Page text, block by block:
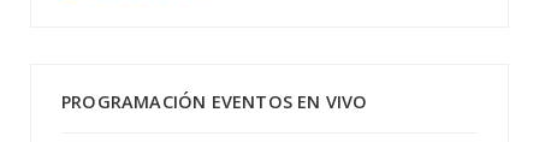
PROGRAMACIÓN EVENTOS EN VIVO